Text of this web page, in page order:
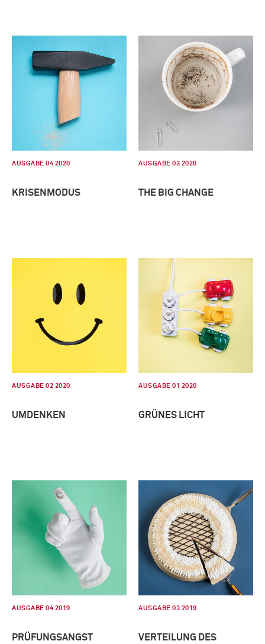
AUSGABE 04 2020
KRISENMODUS
AUSGABE 03 2020
THE BIG CHANGE
AUSGABE 02 2020
UMDENKEN
AUSGABE 01 2020
GRÜNES LICHT
AUSGABE 04 2019
PRÜFUNGSANGST
AUSGABE 03 2019
VERTEILUNG DES